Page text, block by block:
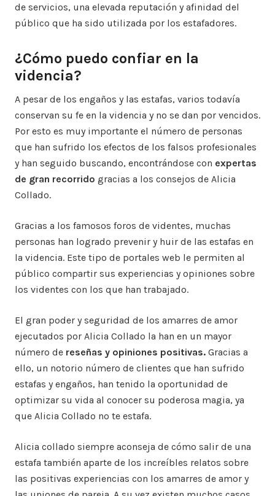
de servicios, una elevada reputación y afinidad del
público que ha sido utilizada por los estafadores.
¿Cómo puedo confiar en la
videncia?
A pesar de los engaños y las estafas, varios todavía
conservan su fe en la videncia y no se dan por vencidos.
Por esto es muy importante el número de personas
que han sufrido los efectos de los falsos profesionales
y han seguido buscando, encontrándose con expertas
de gran recorrido gracias a los consejos de Alicia
Collado.
Gracias a los famosos foros de videntes, muchas
personas han logrado prevenir y huir de las estafas en
la videncia. Este tipo de portales web le permiten al
público compartir sus experiencias y opiniones sobre
los videntes con los que han trabajado.
El gran poder y seguridad de los amarres de amor
ejecutados por Alicia Collado la han en un mayor
número de reseñas y opiniones positivas. Gracias a
ello, un notorio número de clientes que han sufrido
estafas y engaños, han tenido la oportunidad de
optimizar su vida al conocer su poderosa magia, ya
que Alicia Collado no te estafa.
Alicia collado siempre aconseja de cómo salir de una
estafa también aparte de los increíbles relatos sobre
las positivas experiencias con los amarres de amor y